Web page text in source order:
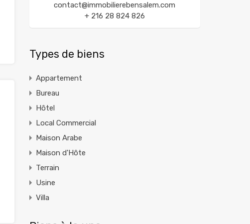
contact@immobilierebensalem.com
+ 216 28 824 826
Types de biens
Appartement
Bureau
Hôtel
Local Commercial
Maison Arabe
Maison d'Hôte
Terrain
Usine
Villa